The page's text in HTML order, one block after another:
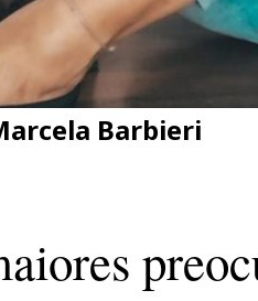
Barbieri